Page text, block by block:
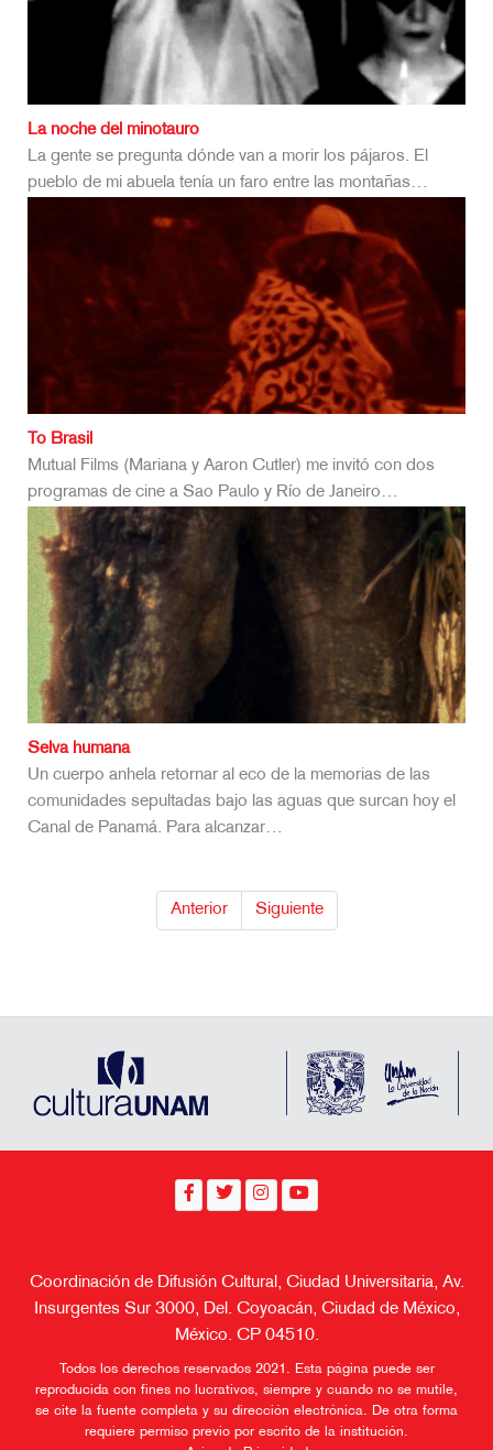
La noche del minotauro
La gente se pregunta dónde van a morir los pájaros. El
pueblo de mi abuela tenía un faro entre las montañas…
To Brasil
Mutual Films (Mariana y Aaron Cutler) me invitó con dos
programas de cine a Sao Paulo y Río de Janeiro…
Selva humana
Un cuerpo anhela retornar al eco de la memorias de las
comunidades sepultadas bajo las aguas que surcan hoy el
Canal de Panamá. Para alcanzar…
Anterior Siguiente
Coordinación de Difusión Cultural, Ciudad Universitaria, Av.
Insurgentes Sur 3000, Del. Coyoacán, Ciudad de México,
México. CP 04510.
Todos los derechos reservados 2021. Esta página puede ser
reproducida con fines no lucrativos, siempre y cuando no se mutile,
se cite la fuente completa y su dirección electrónica. De otra forma
requiere permiso previo por escrito de la institución.